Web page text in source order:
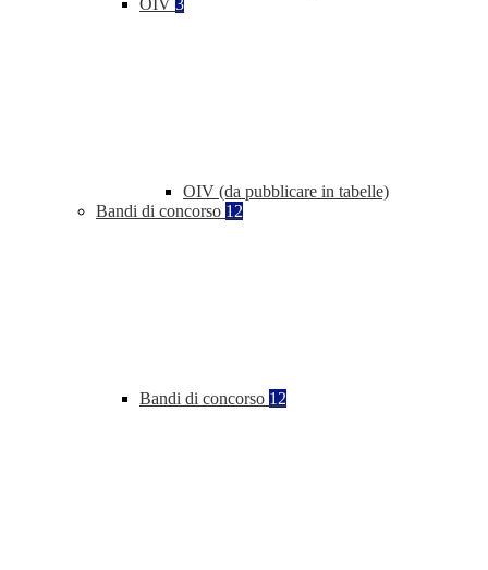
OIV 3
OIV (da pubblicare in tabelle)
Bandi di concorso 12
Bandi di concorso 12